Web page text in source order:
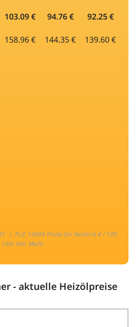
103.09 € 94.76 € 92.25 €
158.96 € 144.35 € 139.60 €
| PLZ: 16909 Preise für Heizöl in € / 100
Liter inkl. MwSt.
- aktuelle Heizölpreise